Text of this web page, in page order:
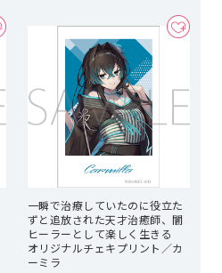
一瞬で治療していたのに役立た
ずと追放された天才治癒師、闇
ヒーラーとして楽しく生きる
オリジナルチェキプリント／カ
ーミラ